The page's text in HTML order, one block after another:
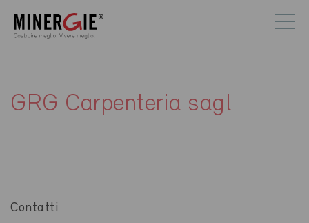
GRG Carpenteria sagl
Contatti